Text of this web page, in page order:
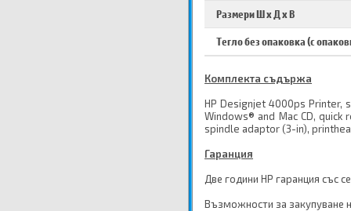
Размери Ш х Д х В
Тегло без опаковка (с
Комплекта съдържа
HP Designjet 4000ps Printer,
Windows® and Mac CD,
spindle adaptor (3-in),
Гаранция
Две години HP гаранция със
Възможности за закупуване